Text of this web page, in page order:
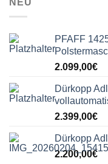
NEU
PFAFF
2.099,00€
Dürkopp
2.399,00€
Dürkopp
2.200,00€